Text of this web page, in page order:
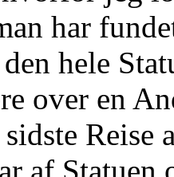
har
hele
over en
Reise